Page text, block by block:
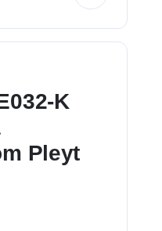
K
Pleyt